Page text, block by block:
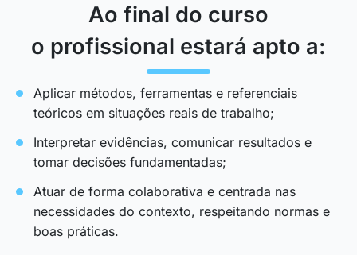
Ao final do curso
o profissional estará apto a:
Aplicar métodos, ferramentas e referenciais
teóricos em situações reais de trabalho;
Interpretar evidências, comunicar resultados e
tomar decisões fundamentadas;
Atuar de forma colaborativa e centrada nas
necessidades do contexto, respeitando normas e
boas práticas.